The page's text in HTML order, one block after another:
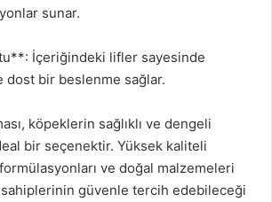
sunar.
İçeriğindeki lifler sayesinde
dost bir beslenme sağlar.
köpeklerin sağlıklı ve dengeli
bir seçenektir. Yüksek kaliteli
ve doğal malzemeleri
güvenle tercih edebileceği